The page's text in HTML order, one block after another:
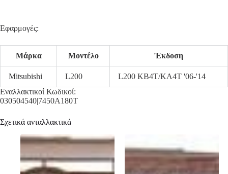
Εφαρμογές:
Μάρκα Μοντέλο Έκδοση
Mitsubishi L200
L200 KB4T/KA4T '06-'14
Εναλλακτικοί Κωδικοί:
030504540|7450A180T
Σχετικά ανταλλακτικά